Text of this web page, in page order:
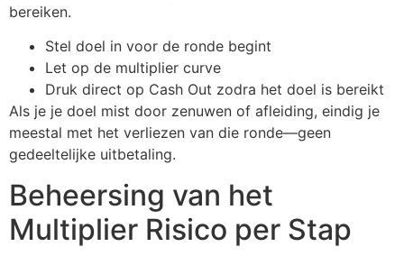
bereiken.
Stel doel in voor de ronde begint
Let op de multiplier curve
Druk direct op Cash Out zodra het doel is bereikt
Als je je doel mist door zenuwen of afleiding, eindig je
meestal met het verliezen van die ronde—geen
gedeeltelijke uitbetaling.
Beheersing van het
Multiplier Risico per Stap